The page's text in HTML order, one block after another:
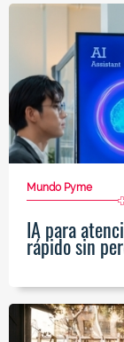
Mundo Pyme
IA para
rápido sin